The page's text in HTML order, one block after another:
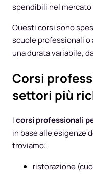
spendibili nel mercato
Questi corsi sono
scuole professionali o
una durata variabile,
Corsi
settori più
Icorsi professionali
in base alle esigenze
troviamo:
ristorazione